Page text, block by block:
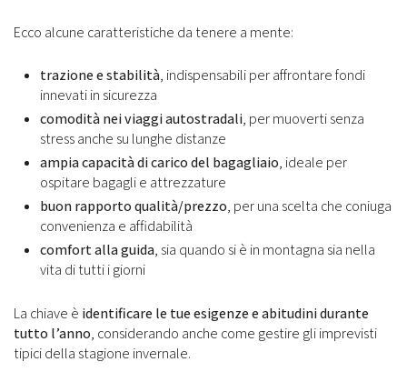
Ecco alcune caratteristiche da tenere a mente:
trazione e stabilità, indispensabili per affrontare fondi
innevati in sicurezza
comodità nei viaggi autostradali, per muoverti senza
stress anche su lunghe distanze
ampia capacità di carico del bagagliaio, ideale per
ospitare bagagli e attrezzature
buon rapporto qualità/prezzo, per una scelta che coniuga
convenienza e affidabilità
comfort alla guida, sia quando si è in montagna sia nella
vita di tutti i giorni
La chiave è identificare le tue esigenze e abitudini durante
tutto l’anno, considerando anche come gestire gli imprevisti
tipici della stagione invernale.